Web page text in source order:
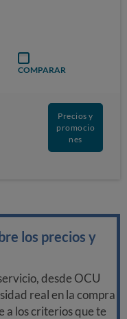
COMPARAR
Precios y
promocio
nes
los precios y
desde OCU
real en la compra
a los criterios que te